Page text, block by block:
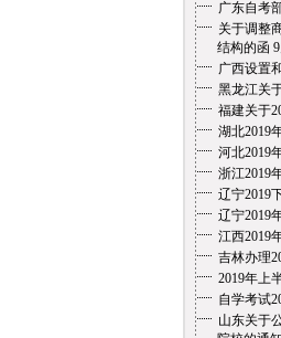
广东自考
关于调整
结构的函
广西设置
黑龙江关
福建关于
湖北2019
河北2019
浙江2019
辽宁2019
辽宁2019
江西2019
吉林办理
2019年上
自学考试
山东关于